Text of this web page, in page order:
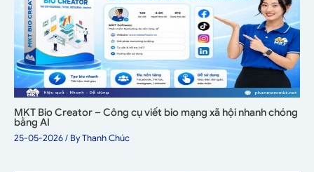
MKT Bio Creator – Công cụ viết bio mạng xã hội nhanh chóng
bằng AI
25-05-2026/ ByThanh Chúc